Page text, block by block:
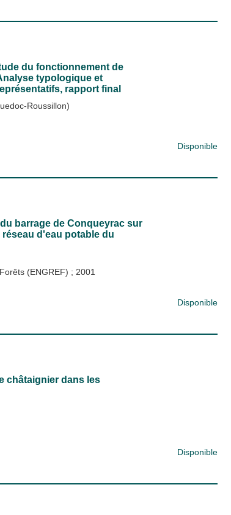
du fonctionnement de
typologique et
rapport final
Roussillon)
Disponible
barrage de Conqueyrac sur
d'eau potable du
(ENGREF) ; 2001
Disponible
châtaignier dans les
Disponible